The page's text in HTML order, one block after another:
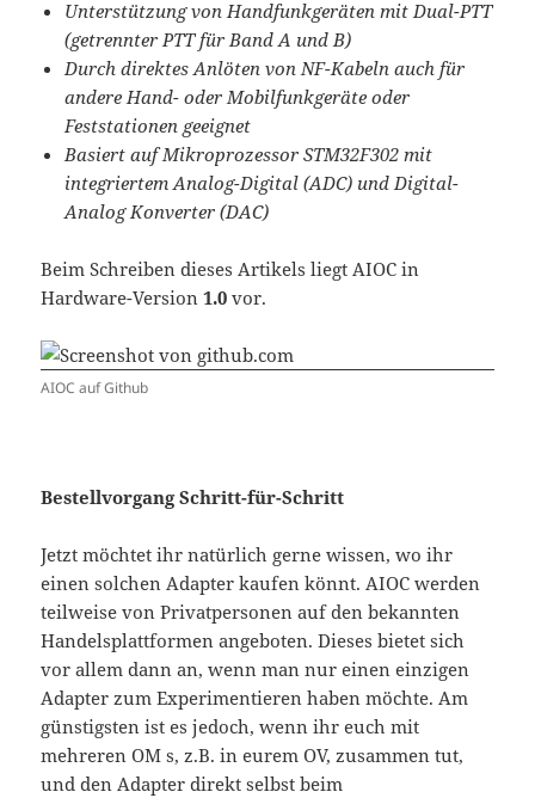
Unterstützung von Handfunkgeräten mit Dual-PTT
(getrennter PTT für Band A und B)
Durch direktes Anlöten von NF-Kabeln auch für
andere Hand- oder Mobilfunkgeräte oder
Feststationen geeignet
Basiert auf Mikroprozessor STM32F302 mit
integriertem Analog-Digital (ADC) und Digital-
Analog Konverter (DAC)
Beim Schreiben dieses Artikels liegt AIOC in
Hardware-Version1.0 vor.
AIOC auf Github
Bestellvorgang Schritt-für-Schritt
Jetzt möchtet ihr natürlich gerne wissen, wo ihr
einen solchen Adapter kaufen könnt. AIOC werden
teilweise von Privatpersonen auf den bekannten
Handelsplattformen angeboten. Dieses bietet sich
vor allem dann an, wenn man nur einen einzigen
Adapter zum Experimentieren haben möchte. Am
günstigsten ist es jedoch, wenn ihr euch mit
mehreren OM s, z.B. in eurem OV, zusammen tut,
und den Adapter direkt selbst beim